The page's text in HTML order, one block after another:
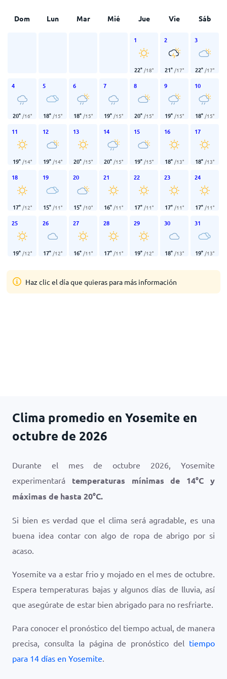
Dom Lun Mar Mié Jue Vie Sáb
1
22° /18°
2
21° /17°
3
22° /17°
4
20° /16°
5
18° /15°
6
18° /15°
7
19° /15°
8
20° /15°
9
19° /15°
10
18° /15°
11
19° /14°
12
19° /14°
13
20° /15°
14
20° /15°
15
19° /15°
16
18° /13°
17
18° /13°
18
17° /12°
19
15° /11°
20
15° /10°
21
16° /11°
22
17° /11°
23
17° /11°
24
17° /11°
25
19° /12°
26
17° /12°
27
16° /11°
28
17° /11°
29
19° /12°
30
18° /13°
31
19° /13°
Haz clic el día que quieras para más información
Clima promedio en Yosemite en
octubre de 2026
Durante el mes de octubre 2026, Yosemite
experimentará temperaturas mínimas de 14°C y
máximas de hasta 20°C.
Si bien es verdad que el clima será agradable, es una
buena idea contar con algo de ropa de abrigo por si
acaso.
Yosemite va a estar frio y mojado en el mes de octubre.
Espera temperaturas bajas y algunos días de lluvia, así
que asegúrate de estar bien abrigado para no resfriarte.
Para conocer el pronóstico del tiempo actual, de manera
precisa, consulta la página de pronóstico del tiempo
para 14 días en Yosemite.